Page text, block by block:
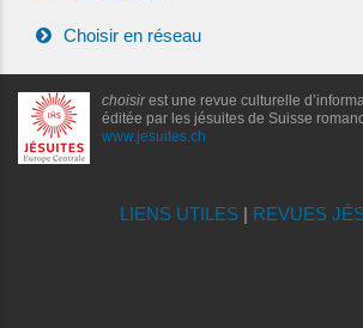
Choisir en réseau
choisirest une revue culturelle
éditée par les jésuites de Suisse
www.jesuites.ch
LIENS UTILES| REVUES